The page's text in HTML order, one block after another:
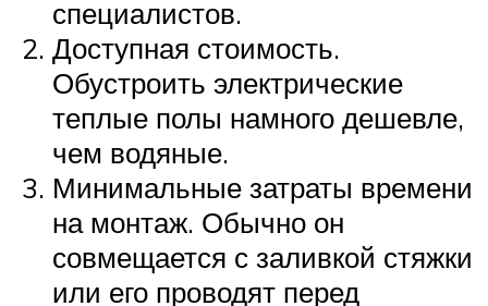
специалистов.
Доступная стоимость.
Обустроить электрические
теплые полы намного дешевле,
чем водяные.
Минимальные затраты времени
на монтаж. Обычно он
совмещается с заливкой стяжки
или его проводят перед